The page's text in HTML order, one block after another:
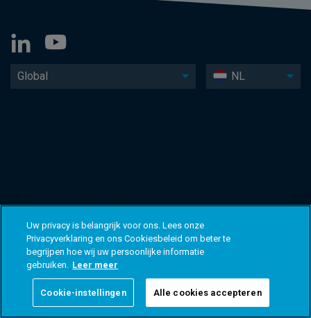
Global NL
Uw privacy is belangrijk voor ons. Lees onze
Privacyverklaring en ons Cookiesbeleid om beter te
begrijpen hoe wij uw persoonlijke informatie
gebruiken. Leer meer
Cookie-instellingen Alle cookies accepteren